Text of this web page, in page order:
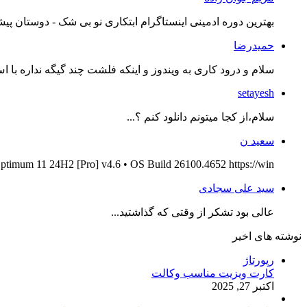
بهترین دوره ادمینی اینستاگرام ابتکاری نو بی شک - دوستان
حمیدرضا
سلام و درود کاری به ویندوز و اینکه فلشت چند گیگه نداره با
setayesh
سلام،از کجا میتونم دانلود کنم ؟...
سعید ن
11 24H2 [Pro] v4.6 • OS Build 26100.4652 https://win...
سید علی سجادی
عالی بود تشکر از وقتی که گذاشتید...
نوشته های اخیر
رپورتاژ
کارت ویزیت مناسب وکالت
اکتبر 27, 2025